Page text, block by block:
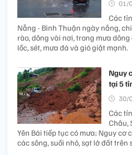
01/
Các
Nẵng - Bình Thuận ngày nắng,
rào, dông vài nơi, trong mưa
lốc, sét, mưa đá và gió giật mạnh.
Nguy
tại 5
30/
Các
Châu,
Yên Bái tiếp tục có mưa; Nguy cơ
các sông, suối nhỏ, sạt lở đất trên